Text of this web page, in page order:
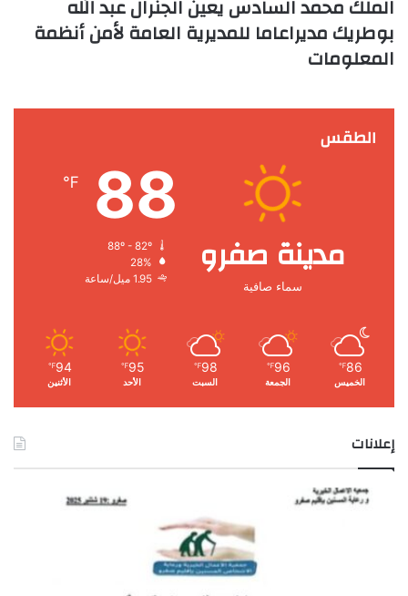
الملك محمد السادس يعين الجنرال عبد الله
بوطريك مديراعاما للمديرية العامة لأمن أنظمة
المعلومات
الطقس
مدينة صفرو
سماء صافية
88
℉
28%
1.95 ميل/ساعة
86
℉
الخميس
96
℉
الجمعة
98
℉
السبت
95
℉
الأحد
94
℉
الأثنين
إعلانات